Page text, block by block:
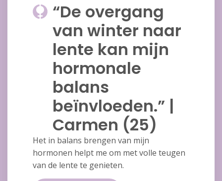
“De overgang
van winter naar
lente kan mijn
hormonale
balans
beïnvloeden.” |
Carmen (25)
Het in balans brengen van mijn
hormonen helpt me om met volle teugen
van de lente te genieten.